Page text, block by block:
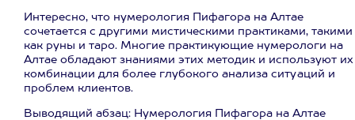
Интересно, что нумерология Пифагора на Алтае
сочетается с другими мистическими практиками, такими
как руны и таро. Многие практикующие нумерологи на
Алтае обладают знаниями этих методик и используют их
комбинации для более глубокого анализа ситуаций и
проблем клиентов.
Выводящий абзац: Нумерология Пифагора на Алтае